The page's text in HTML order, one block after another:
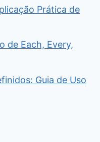
Prática de
de Each, Every,
Guia de Uso